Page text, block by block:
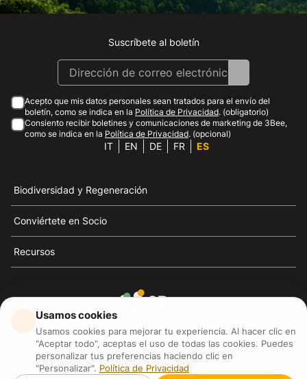
Instagram
Facebook
Linkedin
Youtube
Suscríbete al boletín
Acepto que mis datos personales sean tratados para el envío del
boletín, como se indica en la Política de Privacidad. (obligatorio)
Consiento recibir boletines y comunicaciones de marketing de 3Bee,
como se indica en la Política de Privacidad. (opcional)
IT EN DE FR ES
Biodiversidad y Regeneración
Conviértete en Socio
Recursos
3Bee es el referente de la sostenibilidad, la defensa de
las abejas y la biodiversidad
3Bee S.R.L Via Pastrengo 14, 20159, Milano (MI)
Usamos cookies
Usamos cookies para mejorar tu experiencia. Al hacer clic en
"Aceptar todo", aceptas el uso de todas las cookies. Puedes
personalizar tus preferencias haciendo clic en
"Personalizar". Política de Privacidad